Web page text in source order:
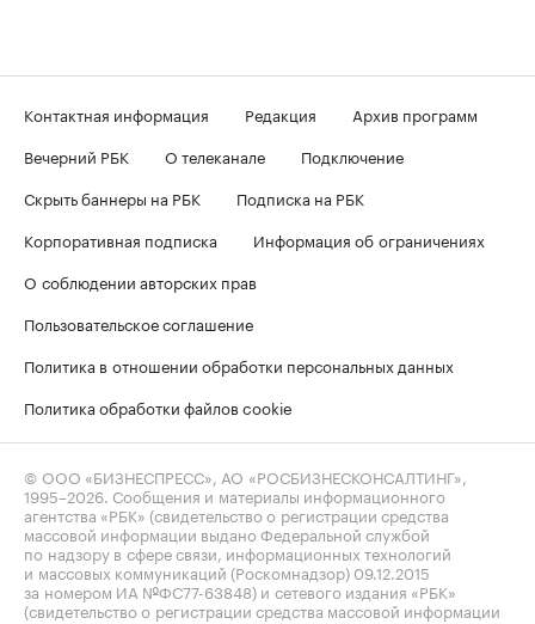
Контактная информация Редакция
Архив программ
Вечерний РБК
О телеканале
Подключение
Скрыть баннеры на РБК
Подписка на РБК
Корпоративная подписка
Информация об ограничениях
О соблюдении авторских прав
Пользовательское соглашение
Политика в отношении обработки персональных данных
Политика обработки файлов cookie
© ООО «БИЗНЕСПРЕСС», АО «РОСБИЗНЕСКОНСАЛТИНГ»,
1995–2026 . Сообщения и материалы информационного
агентства «РБК» (свидетельство о регистрации средства
массовой информации выдано Федеральной службой
по надзору в сфере связи, информационных технологий
и массовых коммуникаций (Роскомнадзор) 09.12.2015
за номером ИА №ФС77-63848) и сетевого издания «РБК»
(свидетельство о регистрации средства массовой информации